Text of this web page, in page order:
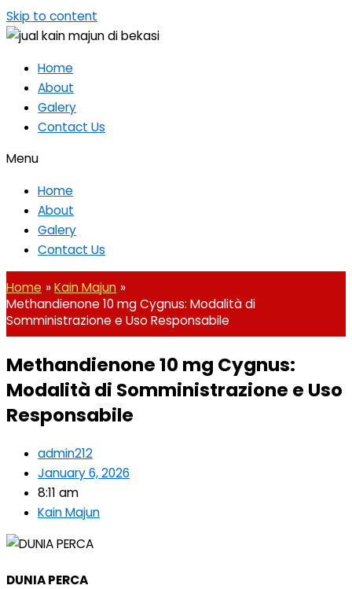
Skip to content
Home
About
Galery
Contact Us
Menu
Home
About
Galery
Contact Us
Home
Kain Majun
Methandienone 10 mg Cygnus: Modalità di
Somministrazione e Uso Responsabile
Methandienone 10 mg Cygnus:
Modalità di Somministrazione e Uso
Responsabile
admin212
January 6, 2026
8:11 am
Kain Majun
DUNIA PERCA